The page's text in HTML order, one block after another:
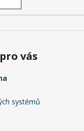
vás
systémů